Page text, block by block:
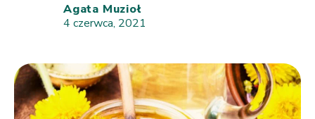
Agata Muzioł
4 czerwca, 2021